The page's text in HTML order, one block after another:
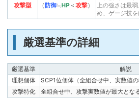
攻撃型 （ 防御≒HP ＜ 攻撃）
上の強さは最
め、ゲージ技を
厳選基準の詳細
厳選基準
解説
理想個体
SCP1位個体（全組合せ中、実数値の
攻撃特化
全組合せ中、攻撃実数値が最大とな